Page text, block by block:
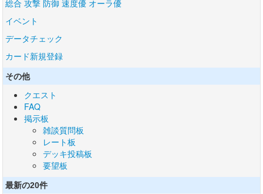
総合 攻撃 防御 速度優 オーラ優
イベント
データチェック
カード新規登録
その他
クエスト
FAQ
掲示板
雑談質問板
レート板
デッキ投稿板
要望板
最新の20件